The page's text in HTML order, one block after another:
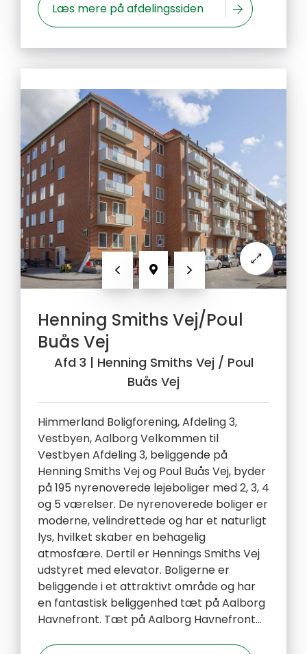
Læs mere på afdelingssiden
Forrige Næste
Henning Smiths Vej/Poul
Buås Vej
Afd 3 | Henning Smiths Vej / Poul
Buås Vej
Himmerland Boligforening, Afdeling 3,
Vestbyen, Aalborg Velkommen til
Vestbyen Afdeling 3, beliggende på
Henning Smiths Vej og Poul Buås Vej, byder
på 195 nyrenoverede lejeboliger med 2, 3, 4
og 5 værelser. De nyrenoverede boliger er
moderne, velindrettede og har et naturligt
lys, hvilket skaber en behagelig
atmosfære. Dertil er Hennings Smiths Vej
udstyret med elevator. Boligerne er
beliggende i et attraktivt område og har
en fantastisk beliggenhed tæt på Aalborg
Havnefront. Tæt på Aalborg Havnefront...